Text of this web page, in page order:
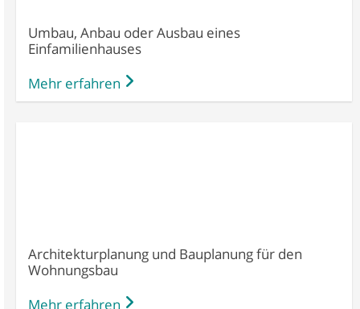
Umbau, Anbau oder Ausbau eines
Einfamilienhauses
Mehr erfahren
Architekturplanung und Bauplanung für den
Wohnungsbau
Mehr erfahren